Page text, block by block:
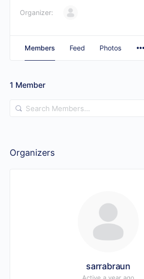
Organizer:
Members Feed Photos
1 Member
Search
Members…
Organizers
sarrabraun